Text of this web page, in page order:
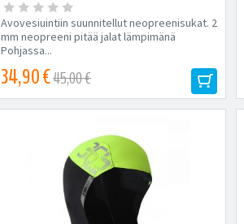
Avovesiuintiin suunnitellut neopreenisukat. 2
mm neopreeni pitää jalat lämpimänä
Pohjassa...
34,90 €45,00 €